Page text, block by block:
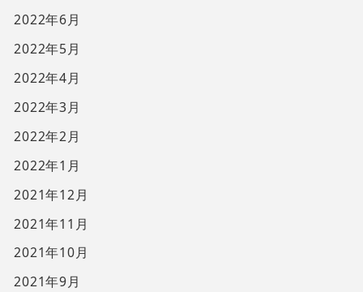
2022年6月
2022年5月
2022年4月
2022年3月
2022年2月
2022年1月
2021年12月
2021年11月
2021年10月
2021年9月